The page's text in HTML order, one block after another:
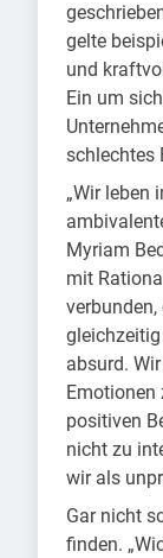
gelte
und
Ein um
schlechtes
„Wir leben
Myriam
mit
absurd.
Emotionen
positiven
nicht zu
wir als
Gar nicht
finden.